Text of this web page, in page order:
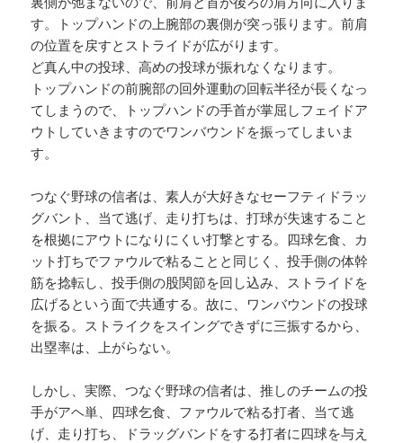
す。トップハンドの上腕部の裏側が突っ張ります。前肩
の位置を戻すとストライドが広がります。
ど真ん中の投球、高めの投球が振れなくなります。
トップハンドの前腕部の回外運動の回転半径が長くなっ
てしまうので、トップハンドの手首が掌屈しフェイドア
ウトしていきますのでワンバウンドを振ってしまいま
す。
つなぐ野球の信者は、素人が大好きなセーフティドラッ
グバント、当て逃げ、走り打ちは、打球が失速すること
を根拠にアウトになりにくい打撃とする。四球乞食、カ
ット打ちでファウルで粘ることと同じく、投手側の体幹
筋を捻転し、投手側の股関節を回し込み、ストライドを
広げるという面で共通する。故に、ワンバウンドの投球
を振る。ストライクをスイングできずに三振するから、
出塁率は、上がらない。
しかし、実際、つなぐ野球の信者は、推しのチームの投
手がアヘ単、四球乞食、ファウルで粘る打者、当て逃
げ、走り打ち、ドラッグバンドをする打者に四球を与え